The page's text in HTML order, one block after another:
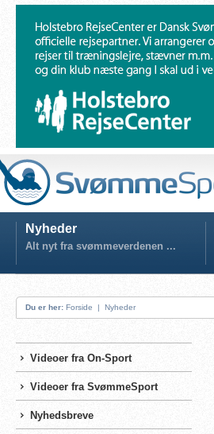
Nyheder
Alt nyt fra svømmeverdenen ...
Du er her: Forside | Nyheder
Videoer fra On-Sport
Videoer fra SvømmeSport
Nyhedsbreve